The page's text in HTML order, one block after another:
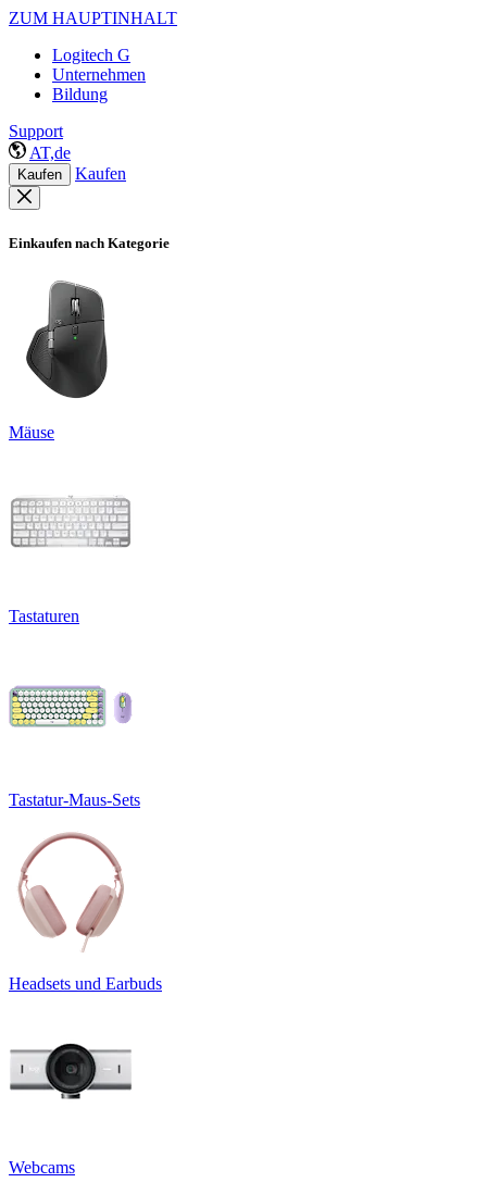
ZUM HAUPTINHALT
Logitech G
Unternehmen
Bildung
Support
AT,de
Kaufen Kaufen
Einkaufen nach Kategorie
Mäuse
Tastaturen
Tastatur-Maus-Sets
Headsets und Earbuds
Webcams